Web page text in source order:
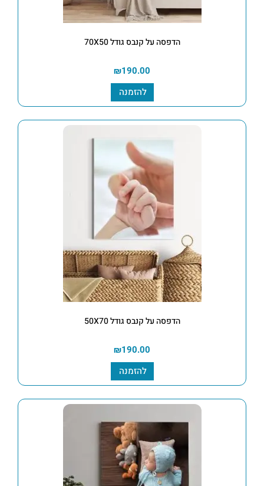
הדפסה על קנבס גודל 70X50
₪190.00
להזמנה
הדפסה על קנבס גודל 50X70
₪190.00
להזמנה